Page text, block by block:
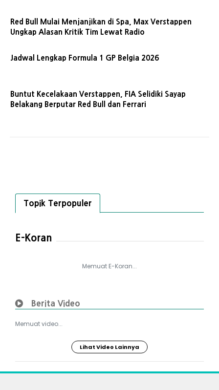
Red Bull Mulai Menjanjikan di Spa, Max Verstappen
Ungkap Alasan Kritik Tim Lewat Radio
Jadwal Lengkap Formula 1 GP Belgia 2026
Buntut Kecelakaan Verstappen, FIA Selidiki Sayap
Belakang Berputar Red Bull dan Ferrari
Topik Terpopuler
E-Koran
Memuat E-Koran...
Berita Video
Memuat video...
Lihat Video Lainnya